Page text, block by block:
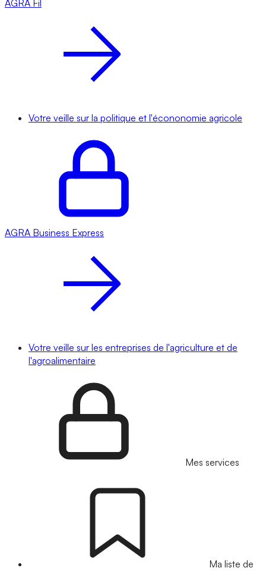
AGRA Fil
Votre veille sur la politique et l'écononomie agricole
AGRA Business Express
Votre veille sur les entreprises de l'agriculture et de
l'agroalimentaire
Mes services
Ma liste de